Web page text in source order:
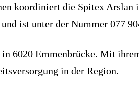
koordiniert die Spitex Arslan
ist unter der Nummer 077
6020 Emmenbrücke. Mit
in der Region.